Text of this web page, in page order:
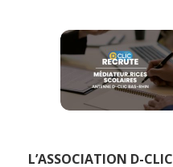
L’ASSOCIATION D-CLIC